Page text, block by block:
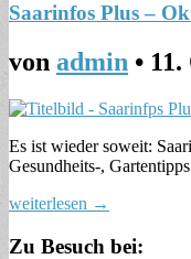
Saarinfos Plus –
von admin •
Es ist wieder soweit:
Gesundheits-,
weiterlesen →
Zu Besuch bei: